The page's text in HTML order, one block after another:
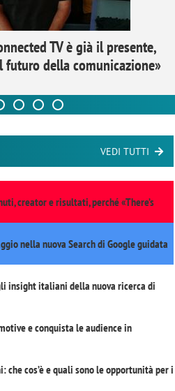
TV è già il presente,
futuro della comunicazione»
VEDI TUTTI
creator e risultati, perché «There’s
nella nuova Search di Google guidata
insight italiani della nuova ricerca di
e conquista le audience in
che cos’è e quali sono le opportunità per i